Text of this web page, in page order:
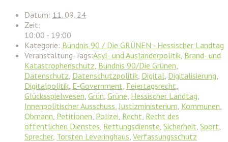
Datum: 11. 09. 24
Zeit:
10:00 - 19:00
Kategorie: Bündnis 90 / Die GRÜNEN - Hessischer Landtag
Veranstaltung-Tags:Asyl- und Ausländerpolitik Brand- und
Katastrophenschutz Bündnis 90/Die Grünen
Datenschutz Datenschutzpolitik Digital Digitalisierung
Digitalpolitik E-Government Feiertagsrecht
Glücksspielwesen Grün Grüne Hessischer Landtag
Innenpolitischer Ausschuss Justizministerium Kommunen
Obmann Petitionen Polizei Recht Recht des
öffentlichen Dienstes Rettungsdienste Sicherheit Sport
Sprecher, Torsten Leveringhaus Verfassungsschutz